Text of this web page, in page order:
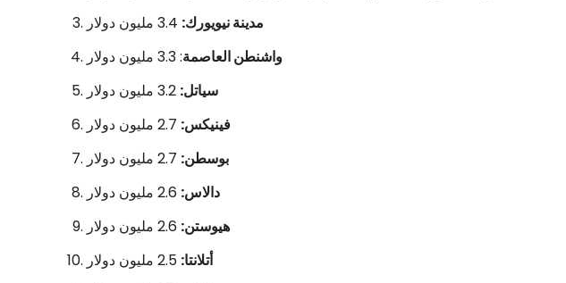
مدينة نيويورك:
واشنطن العاصمة: 3.3 مليون دولار
سياتل:
فينيكس:
بوسطن:
دالاس:
هيوستن:
أتلانتا: